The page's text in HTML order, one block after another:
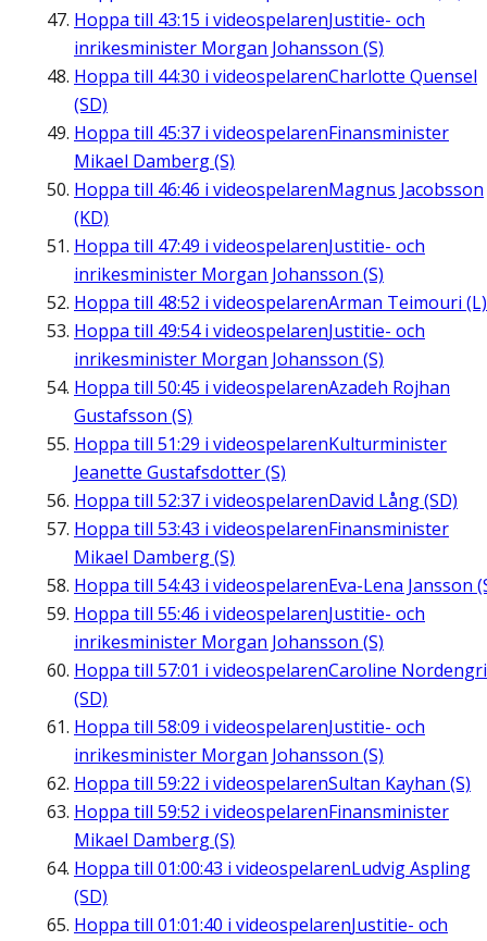
Hoppa till 43:15 i videospelarenJustitie- och
inrikesminister Morgan Johansson (S)
Hoppa till 44:30 i videospelarenCharlotte Quensel
(SD)
Hoppa till 45:37 i videospelarenFinansminister
Mikael Damberg (S)
Hoppa till 46:46 i videospelarenMagnus Jacobsson
(KD)
Hoppa till 47:49 i videospelarenJustitie- och
inrikesminister Morgan Johansson (S)
Hoppa till 48:52 i videospelarenArman Teimouri (L)
Hoppa till 49:54i videospelarenJustitie- och
inrikesminister Morgan Johansson (S)
Hoppa till 50:45 i videospelarenAzadeh Rojhan
Gustafsson (S)
Hoppa till 51:29 i videospelarenKulturminister
Jeanette Gustafsdotter (S)
Hoppa till 52:37 i videospelarenDavid Lång (SD)
Hoppa till 53:43 i videospelarenFinansminister
Mikael Damberg (S)
Hoppa till 54:43 i videospelarenEva-Lena Jansson
Hoppa till 55:46 i videospelarenJustitie- och
inrikesminister Morgan Johansson (S)
Hoppa till 57:01 i videospelarenCaroline
(SD)
Hoppa till 58:09 i videospelarenJustitie- och
inrikesminister Morgan Johansson (S)
Hoppa till 59:22 i videospelarenSultan Kayhan (S)
Hoppa till 59:52 i videospelarenFinansminister
Mikael Damberg (S)
Hoppa till 01:00:43 i videospelarenLudvig Aspling
(SD)
Hoppa till 01:01:40 i videospelarenJustitie- och